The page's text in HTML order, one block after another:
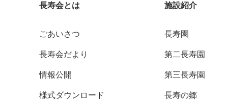
長寿会とは
ごあいさつ
長寿会だより
情報公開
様式ダウンロード
施設紹介
長寿園
第二長寿園
第三長寿園
長寿の郷